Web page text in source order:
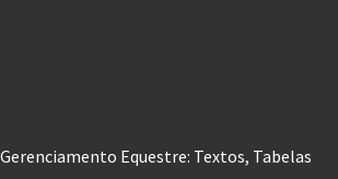
Equestre: Textos, Tabelas